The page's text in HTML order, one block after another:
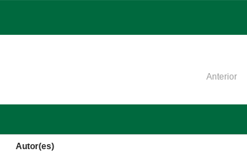
Anterior
Autor(es)